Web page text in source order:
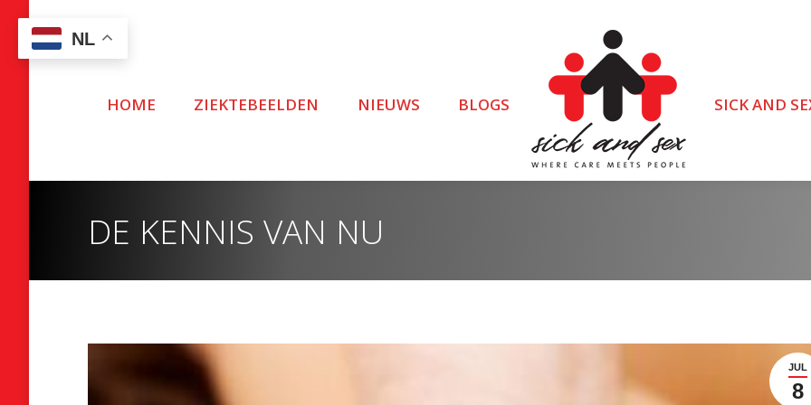
HOME ZIEKTEBEELDEN NIEUWS BLOGS SICK AND
DE KENNIS VAN NU
JUL
8
NL